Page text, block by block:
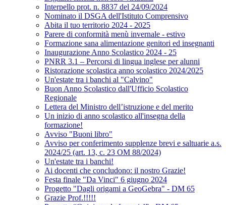
Interpello prot. n. 8837 del 24/09/2024
Nominato il DSGA dell'Istituto Comprensivo
Abita il tuo territorio 2024 - 2025
Parere di conformità menù invernale - estivo
Formazione sana alimentazione genitori ed insegnanti
Inaugurazione Anno Scolastico 2024 - 25
PNRR 3.1 – Percorsi di lingua inglese per alunni
Ristorazione scolastica anno scolastico 2024/2025
Un'estate tra i banchi al "Calvino"
Buon Anno Scolastico dall'Ufficio Scolastico
Regionale
Lettera del Ministro dell’istruzione e del merito
Un inizio di anno scolastico all'insegna della
formazione!
Avviso "Buoni libro"
Avviso per conferimento supplenze brevi e saltuarie a.s.
2024/25 (art. 13, c. 23 OM 88/2024)
Un'estate tra i banchi!
Ai docenti che concludono: il nostro Grazie!
Festa finale "Da Vinci" 6 giugno 2024
Progetto "Dagli origami a GeoGebra" - DM 65
Grazie Prof.!!!!!